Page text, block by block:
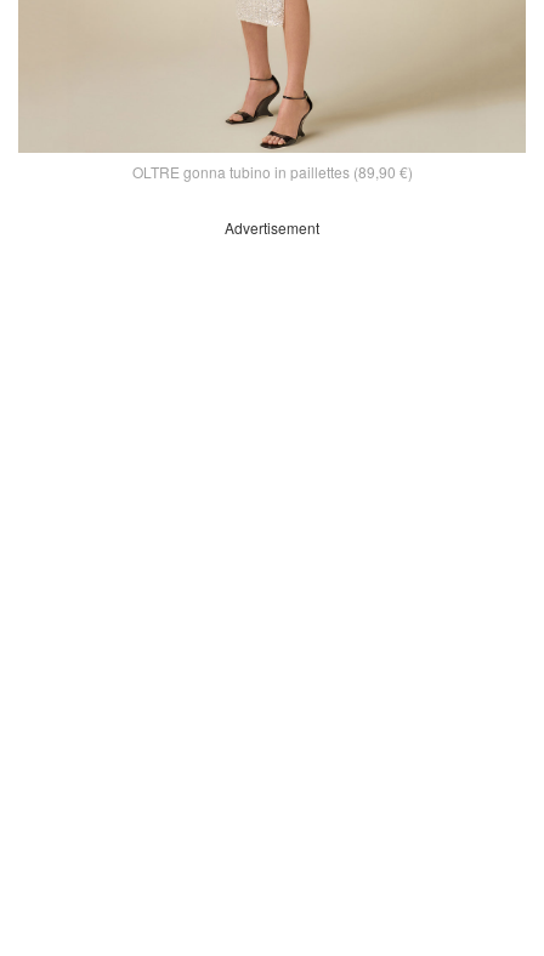
OLTRE gonna tubino in paillettes (89,90 €)
Advertisement